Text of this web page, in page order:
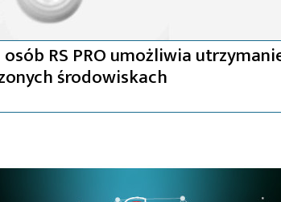
RS PRO umożliwia
środowiskach